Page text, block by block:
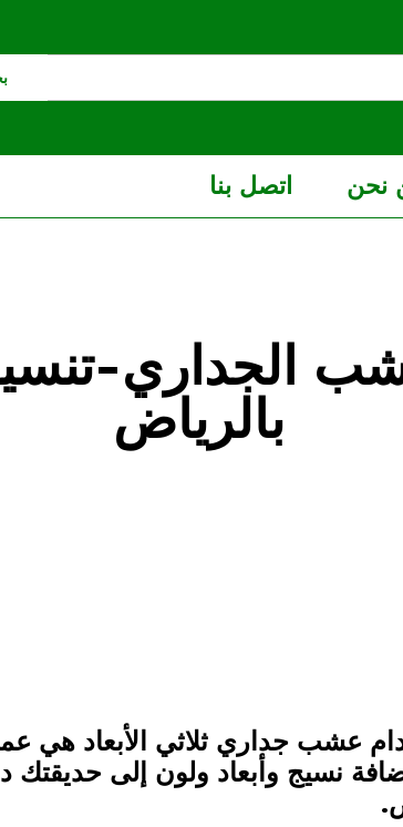
نحن اتصل بنا
الجداري-
بالرياض
عشب جدار ي ثلاثي الأبعاد هي
نسيج وأبعاد ولون إلى